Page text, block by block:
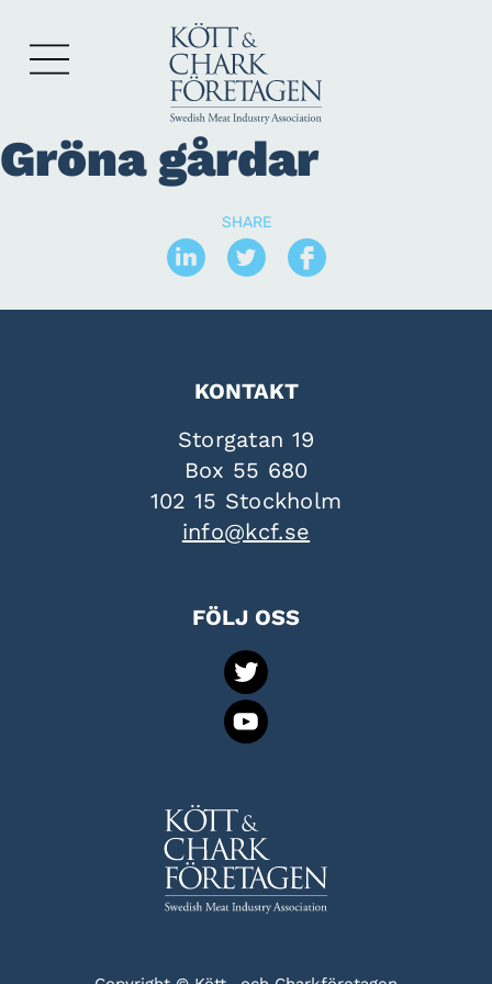
Gröna gårdar
SHARE
KONTAKT
Storgatan 19
Box 55 680
102 15 Stockholm
info@kcf.se
FÖLJ OSS